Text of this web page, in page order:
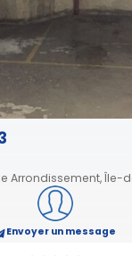
Arrondissement, Île-
Envoyer un message